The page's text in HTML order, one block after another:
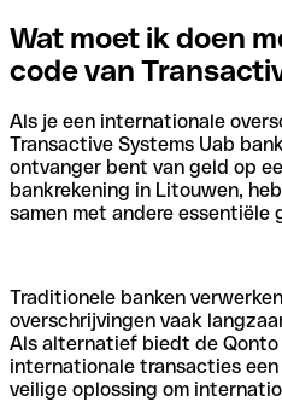
Wat moet ik doen
code van
Als je een internationale
Transactive Systems Uab
ontvanger bent van geld op
bankrekening in Litouwen,
samen met andere essentiële
Traditionele banken
overschrijvingen vaak
Als alternatief biedt de Qonto
internationale transacties
veilige oplossing om